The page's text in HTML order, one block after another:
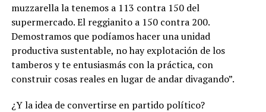
muzzarella la tenemos a 113 contra 150 del
supermercado. El reggianito a 150 contra 200.
Demostramos que podíamos hacer una unidad
productiva sustentable, no hay explotación de los
tamberos y te entusiasmás con la práctica, con
construir cosas reales en lugar de andar divagando”.
¿Y la idea de convertirse en partido político?